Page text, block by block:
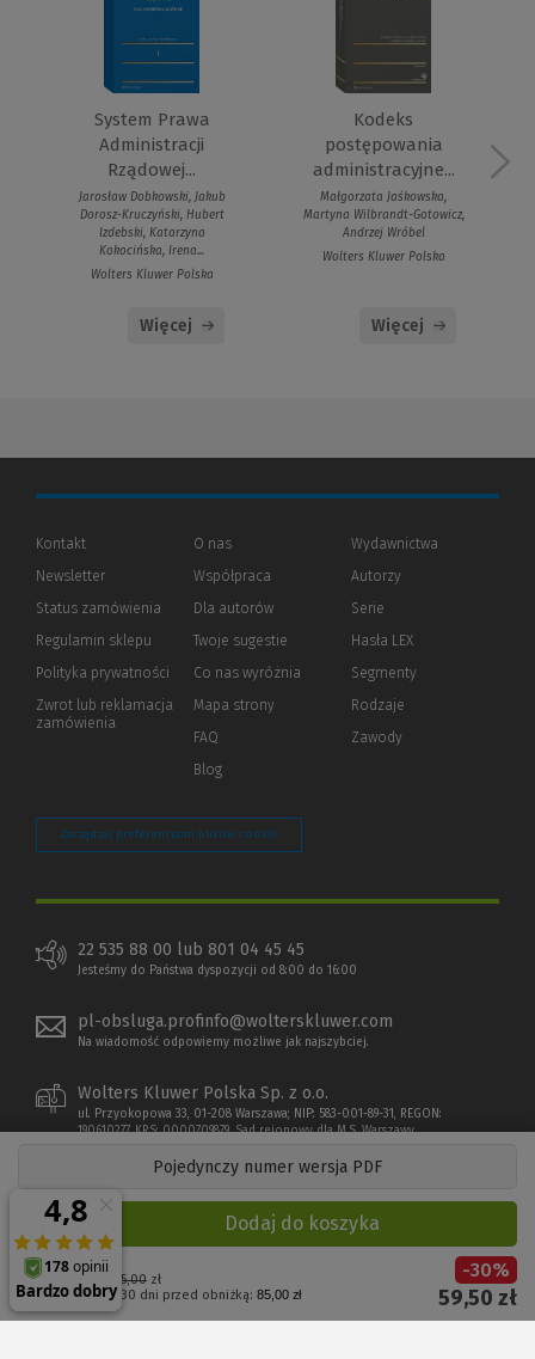
Pojedynczy numer wersja PDF
Cena regularna: 85,00zł
Najniższa cena z 30 dni przed obniżką:85,00 zł
-30%
59,50 zł
Dodaj do koszyka
System Prawa
Administracji
Rządowej...
Jarosław Dobkowski, Jakub
Dorosz-Kruczyński, Hubert
Izdebski, Katarzyna
Kokocińska, Irena...
Wolters Kluwer Polska
Więcej
Kodeks
postępowania
administracyjne...
Małgorzata Jaśkowska,
Martyna Wilbrandt-Gotowicz,
Andrzej Wróbel
Wolters Kluwer Polska
Więcej
Kontakt
Newsletter
Status zamówienia
Regulamin sklepu
Polityka prywatności (Nowe
(Link
innej
Zwrot lub reklamacja
zamówienia
O nas
Współpraca
Dla autorów(Nowe
(Link
innej
strony)
Twoje sugestie
Co nas wyróżnia
Mapa strony
FAQ
Blog
Wydawnictwa
Autorzy
Serie
Hasła LEX
Segmenty
Rodzaje
Zawody
Zarządzaj preferencjami plików cookie
22 535 88 00 lub 801 04 45 45
Jesteśmy do Państwa dyspozycji od 8:00 do 16:00
pl-obsluga.profinfo@wolterskluwer.com
Na wiadomość odpowiemy możliwe jak najszybciej.
Wolters Kluwer Polska Sp. z o.o.
ul. Przyokopowa 33, 01-208 Warszawa; NIP: 583-001-89-31, REGON:
190610277, KRS: 0000709879, Sąd rejonowy dla M.S. Warszawy